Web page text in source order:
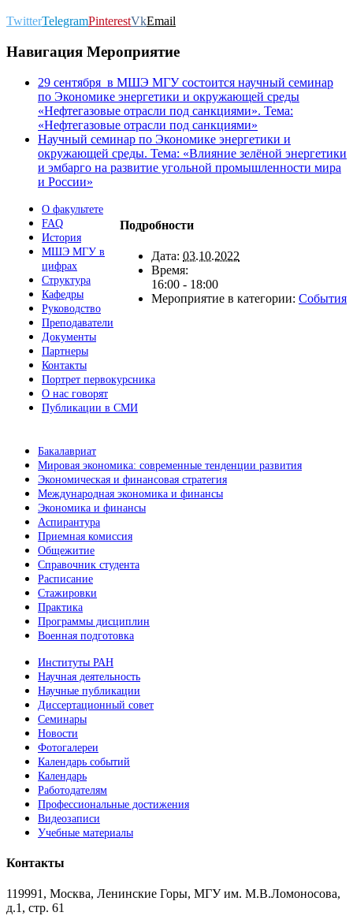
TwitterTelegramPinterestVkEmail
Навигация Мероприятие
29 сентября в МШЭ МГУ состоится научный семинар
по Экономике энергетики и окружающей среды
«Нефтегазовые отрасли под санкциями». Тема:
«Нефтегазовые отрасли под санкциями»
Научный семинар по Экономике энергетики и
окружающей среды. Тема: «Влияние зелёной энергетики
и эмбарго на развитие угольной промышленности мира
и России»
Подробности
Дата: 03.10.2022
Время:
16:00 - 18:00
Мероприятие в категории: События
О факультете
FAQ
История
МШЭ МГУ в
цифрах
Структура
Кафедры
Руководство
Преподаватели
Документы
Партнеры
Контакты
Портрет первокурсника
О нас говорят
Публикации в СМИ
Бакалавриат
Мировая экономика: современные тенденции развития
Экономическая и финансовая стратегия
Международная экономика и финансы
Экономика и финансы
Аспирантура
Приемная комиссия
Общежитие
Справочник студента
Расписание
Стажировки
Практика
Программы дисциплин
Военная подготовка
Институты РАН
Научная деятельность
Научные публикации
Диссертационный совет
Семинары
Новости
Фотогалереи
Календарь событий
Календарь
Работодателям
Профессиональные достижения
Видеозаписи
Учебные материалы
Контакты
119991, Москва, Ленинские Горы, МГУ им. М.В.Ломоносова,
д.1, стр. 61